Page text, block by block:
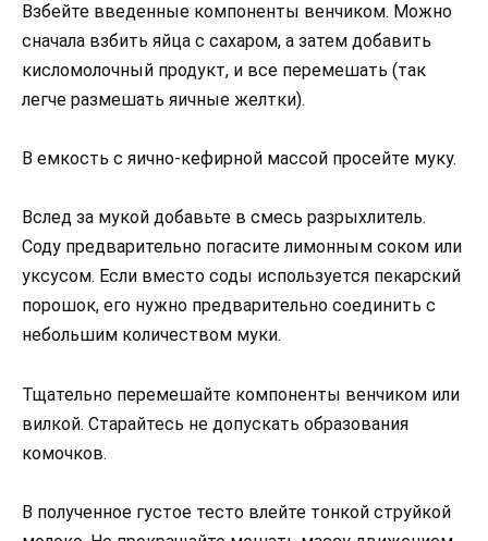
Взбейте введенные компоненты венчиком. Можно
сначала взбить яйца с сахаром, а затем добавить
кисломолочный продукт, и все перемешать (так
легче размешать яичные желтки).
В емкость с яично-кефирной массой просейте муку.
Вслед за мукой добавьте в смесь разрыхлитель.
Соду предварительно погасите лимонным соком или
уксусом. Если вместо соды используется пекарский
порошок, его нужно предварительно соединить с
небольшим количеством муки.
Тщательно перемешайте компоненты венчиком или
вилкой. Старайтесь не допускать образования
комочков.
В полученное густое тесто влейте тонкой струйкой